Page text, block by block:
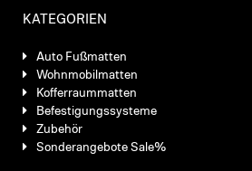
KATEGORIEN
Auto Fußmatten
Wohnmobilmatten
Kofferraummatten
Befestigungssysteme
Zubehör
Sonderangebote Sale%